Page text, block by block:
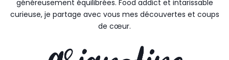
généreusement équilibrées. Food addict et intarissable
curieuse, je partage avec vous mes découvertes et coups
de cœur.